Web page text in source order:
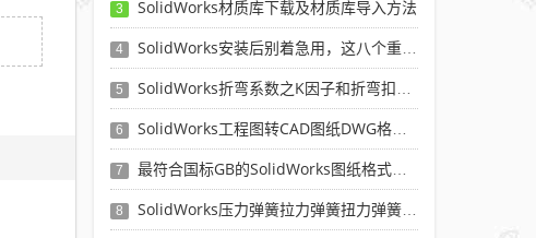
3 SolidWorks材质库下载及材质库导入方法
4 SolidWorks安装后别着急用，这八个重要SolidWorks设置可以提高你的画图效率
5 SolidWorks折弯系数之K因子和折弯扣除表-溪风推荐
6 SolidWorks工程图转CAD图纸DWG格式映射文件无乱码可分层-溪风亲测推荐
7 最符合国标GB的SolidWorks图纸格式和图纸模板下载-溪风专用版
8 SolidWorks压力弹簧拉力弹簧扭力弹簧涡卷弹簧自动生成宏程序下载